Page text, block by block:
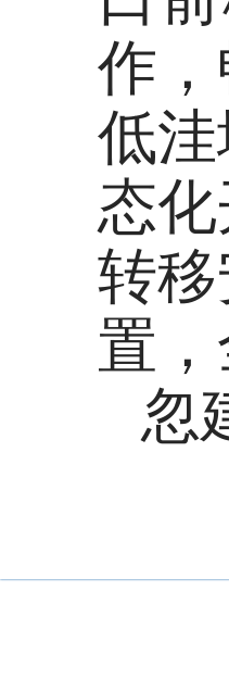
作
低
态
转
置
忽